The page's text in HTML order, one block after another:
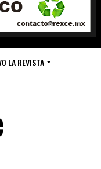
LA REVISTA